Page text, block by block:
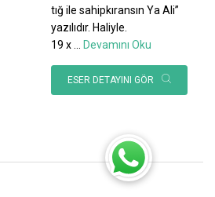
tığ ile sahipkıransın Ya Ali”
yazılıdır. Haliyle.
19 x
Devamını Oku
ESER DETAYINI GÖR